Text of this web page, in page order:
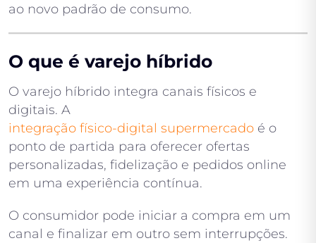
ao novo padrão de consumo.
O que é varejo híbrido
O varejo híbrido integra canais físicos e
digitais. A
integração físico-digital supermercado é o
ponto de partida para oferecer ofertas
personalizadas, fidelização e pedidos online
em uma experiência contínua.
O consumidor pode iniciar a compra em um
canal e finalizar em outro sem interrupções.